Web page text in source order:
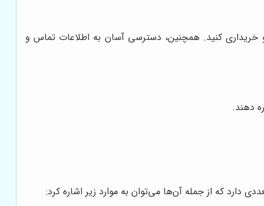
خریداری کنید. همچنین، دسترسی آسان به اطلاعات تماس و
دهند.
دارد که از جمله آن‌ها می‌توان به موارد زیر اشاره کرد: